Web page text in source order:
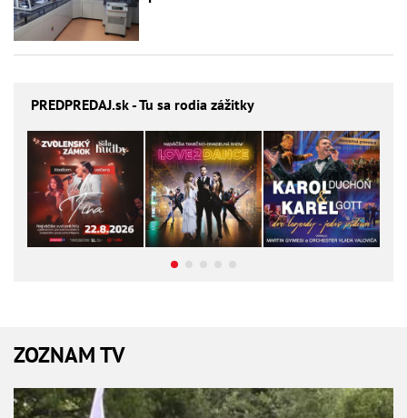
PREDPREDAJ.sk - Tu sa rodia zážitky
ZOZNAM TV